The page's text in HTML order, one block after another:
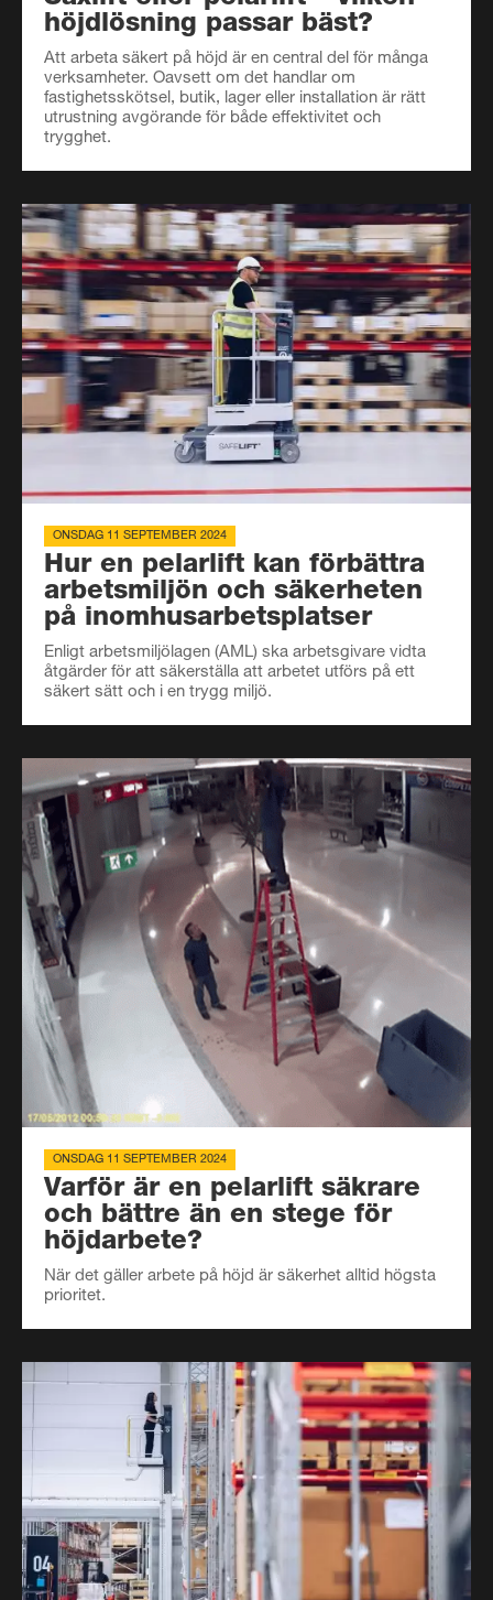
höjdlösning passar bäst?
Att arbeta säkert på höjd är en central del för många
verksamheter. Oavsett om det handlar om
fastighetsskötsel, butik, lager eller installation är rätt
utrustning avgörande för både effektivitet och
trygghet.
ONSDAG 11 SEPTEMBER 2024
Hur en pelarlift kan förbättra
arbetsmiljön och säkerheten
på inomhusarbetsplatser
Enligt arbetsmiljölagen (AML) ska arbetsgivare vidta
åtgärder för att säkerställa att arbetet utförs på ett
säkert sätt och i en trygg miljö.
ONSDAG 11 SEPTEMBER 2024
Varför är en pelarlift säkrare
och bättre än en stege för
höjdarbete?
När det gäller arbete på höjd är säkerhet alltid högsta
prioritet.